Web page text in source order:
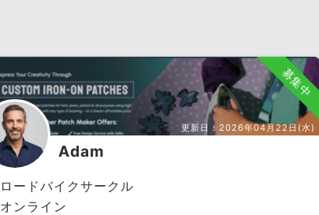
募集中
更新日： 2026年04月22日(水)
Adam
ロードバイクサークル
オンライン